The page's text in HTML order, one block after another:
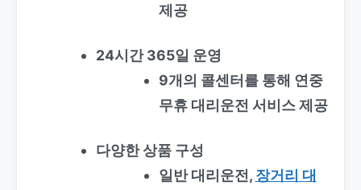
제공
24시간 365일 운영
9개의 콜센터를 통해 연중
무휴 대리운전 서비스 제공
다양한 상품 구성
일반 대리운전, 장거리 대